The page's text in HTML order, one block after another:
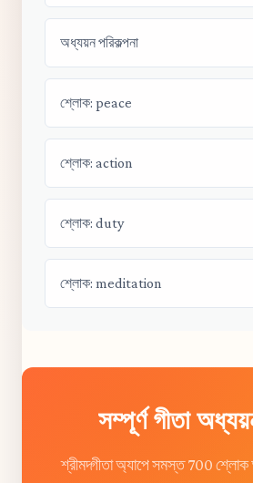
অধ্যয়ন পরিকল্পনা
শ্লোক: peace
শ্লোক: action
শ্লোক: duty
শ্লোক: meditation
সম্পূর্ণ গীতা
শ্রীমদ্গীতা অ্যাপে সমস্ত 700